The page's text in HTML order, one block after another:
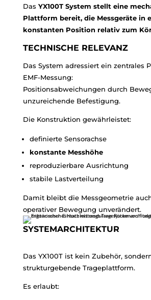
Das YX100T System stellt eine
Plattform bereit, die Messgeräte in
konstanten Position relativ zum
TECHNISCHE RELEVANZ
Das System adressiert ein zentrales
EMF-Messung:
Positionsabweichungen durch
unzureichende Befestigung.
Die Konstruktion gewährleistet:
definierte Sensorachse
konstante Messhöhe
reproduzierbare Ausrichtung
stabile Lastverteilung
Damit bleibt die Messgeometrie
operativer Bewegung unverändert.
SYSTEMARCHITEKTUR
Das YX100T ist kein Zubehör,
strukturgebende Trageplattform.
Es erlaubt: